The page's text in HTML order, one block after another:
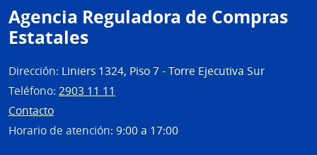
Agencia Reguladora de Compras
Estatales
Dirección: Liniers 1324, Piso 7 - Torre Ejecutiva Sur
Teléfono: 2903 11 11
Contacto
Horario de atención: 9:00 a 17:00